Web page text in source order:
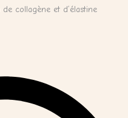
collagène et d’élastine